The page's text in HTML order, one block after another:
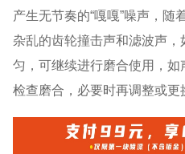
产生无节奏的“嘎嘎”噪声，随
杂乱的齿轮撞击声和滤波声
匀，可继续进行磨合使用，
检查磨合，必要时再调整或更